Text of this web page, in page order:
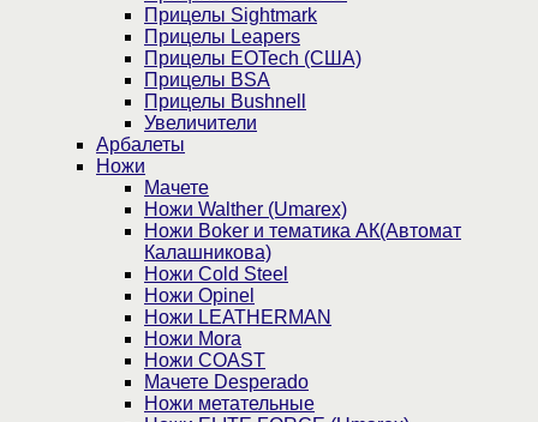
Прицелы Sightmark
Прицелы Leapers
Прицелы EOTech (США)
Прицелы BSA
Прицелы Bushnell
Увеличители
Арбалеты
Ножи
Мачете
Ножи Walther (Umarex)
Ножи Boker и тематика АК(Автомат
Калашникова)
Ножи Cold Steel
Ножи Opinel
Ножи LEATHERMAN
Ножи Mora
Ножи COAST
Мачете Desperado
Ножи метательные